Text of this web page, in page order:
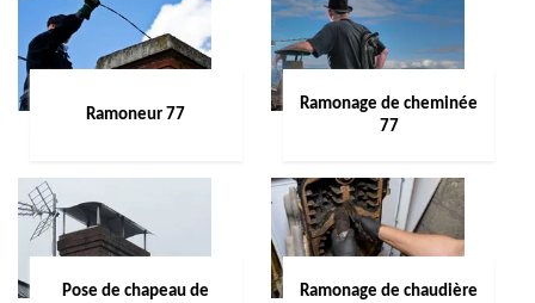
Ramoneur 77
Ramonage de cheminée
77
Pose de chapeau de
Ramonage de chaudière